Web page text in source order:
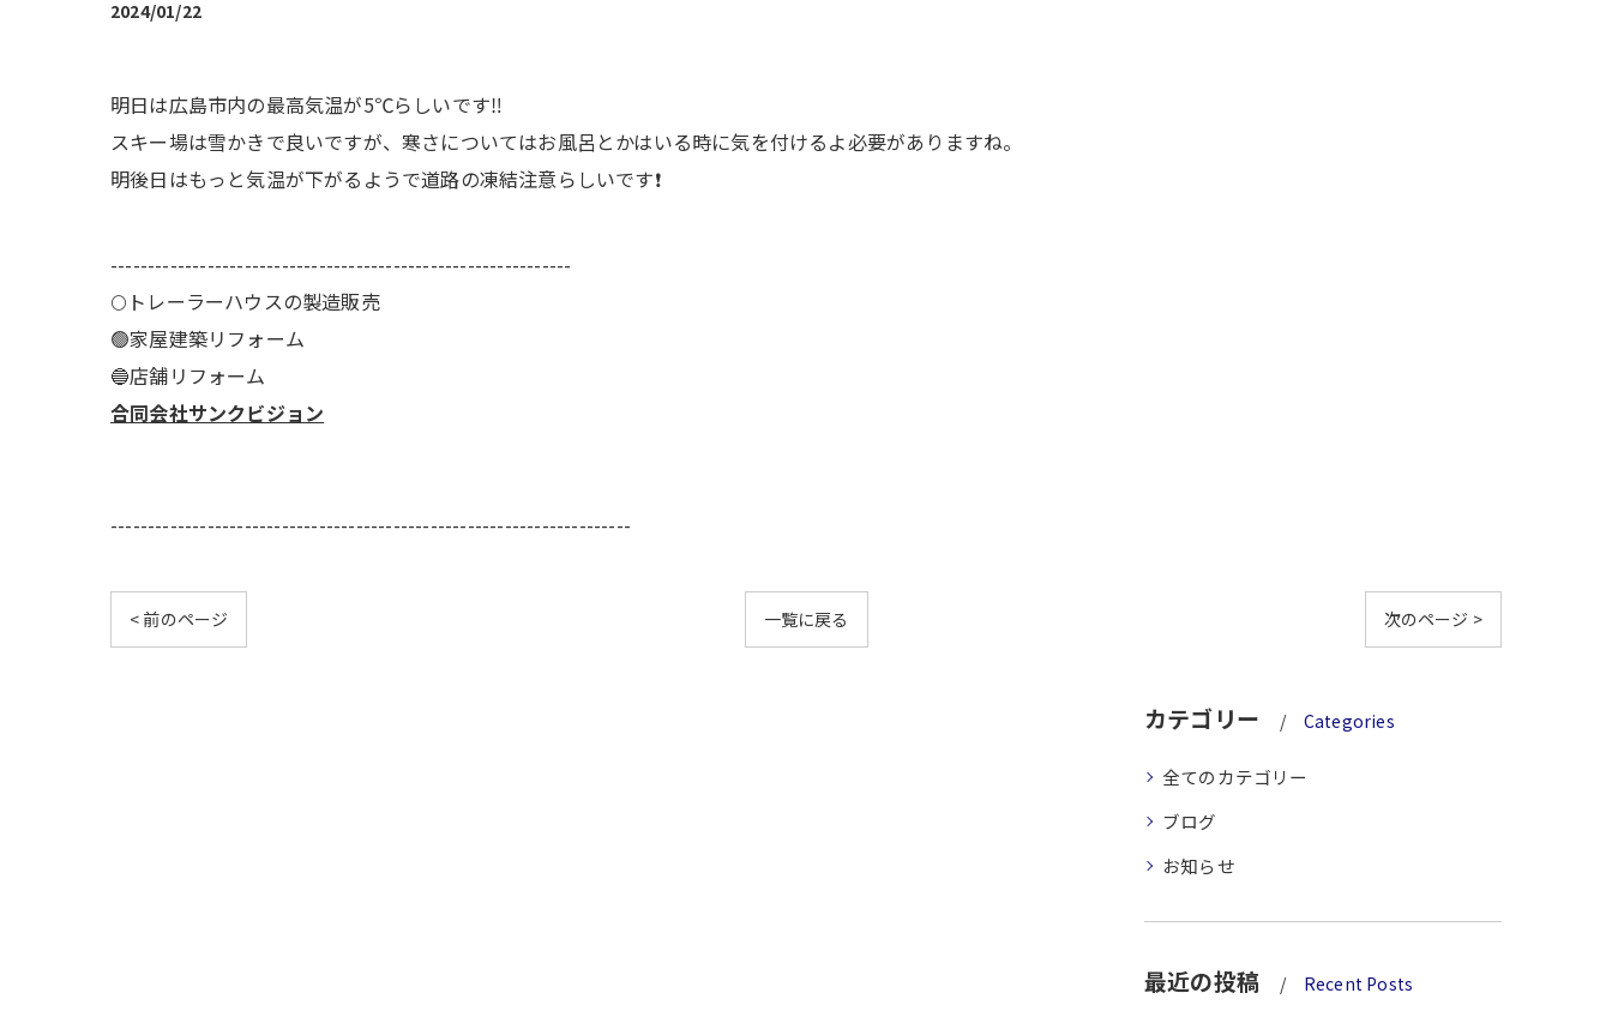
2024/01/22
明日は広島市内の最高気温が5℃らしいです‼️
スキー場は雪かきで良いですが、寒さについてはお風呂とかはいる時に気を付けるよ必要がありますね。
明後日はもっと気温が下がるようで道路の凍結注意らしいです❗
--------------------------------------------------------------
🌕️トレーラーハウスの製造販売
🟢家屋建築リフォーム
🔵店舗リフォーム
合同会社サンクビジョン
----------------------------------------------------------------------
< 前のページ 一覧に戻る 次のページ >
カテゴリー Categories
全てのカテゴリー
ブログ
お知らせ
最近の投稿 Recent Posts